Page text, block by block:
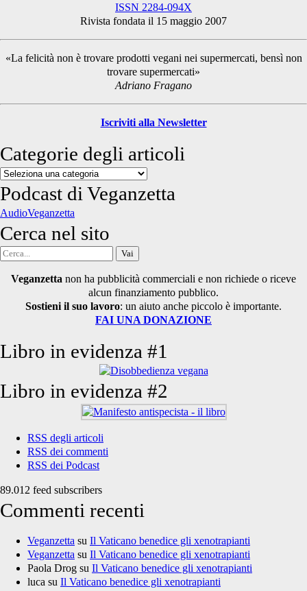
Sidebar
ISSN 2284-094X
Rivista fondata il 15 maggio 2007
«La felicità non è trovare prodotti vegani nei supermercati, bensì non
trovare supermercati»
Adriano Fragano
Iscriviti alla Newsletter
Categorie degli articoli
Categorie
degli
articoli
Podcast di Veganzetta
AudioVeganzetta
Cerca nel sito
Cerca
Veganzetta non ha pubblicità commerciali e non richiede o riceve
alcun finanziamento pubblico.
Sostieni il suo lavoro: un aiuto anche piccolo è importante.
FAI UNA DONAZIONE
Libro in evidenza #1
Libro in evidenza #2
RSS degli articoli
RSS dei commenti
RSS dei Podcast
89.012 feed subscribers
Commenti recenti
Veganzetta su Il Vaticano benedice gli xenotrapianti
Veganzetta su Il Vaticano benedice gli xenotrapianti
Paola Drog su Il Vaticano benedice gli xenotrapianti
luca su Il Vaticano benedice gli xenotrapianti